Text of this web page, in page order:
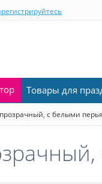
Товары для
с белыми